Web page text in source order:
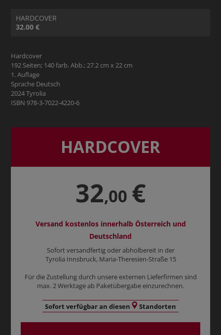
HARDCOVER
32.00 €
Hardcover
192 Seiten; 140 farb. Abb.; 27.2 cm x 22 cm
1. Auflage
Sprache Deutsch
2024 Tyrolia
ISBN 978-3-7022-4220-6
HARDCOVER
32,00 €
Versand kostenlos innerhalb Österreich und
Deutschland
Sofort versandfertig oder abholbereit in der
Tyrolia Innsbruck, Maria-Theresien-Straße 15
Für die Zustellung durch unsere externen Lieferfirmen sind
max. 2 Werktage ab Paketübergabe einzurechnen.
Sofort verfügbar an diesen Standorten